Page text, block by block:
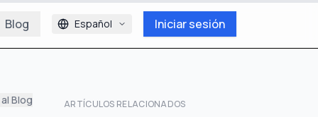
Blog Español Iniciar sesión
Blog
ARTÍCULOS RELACIONADOS